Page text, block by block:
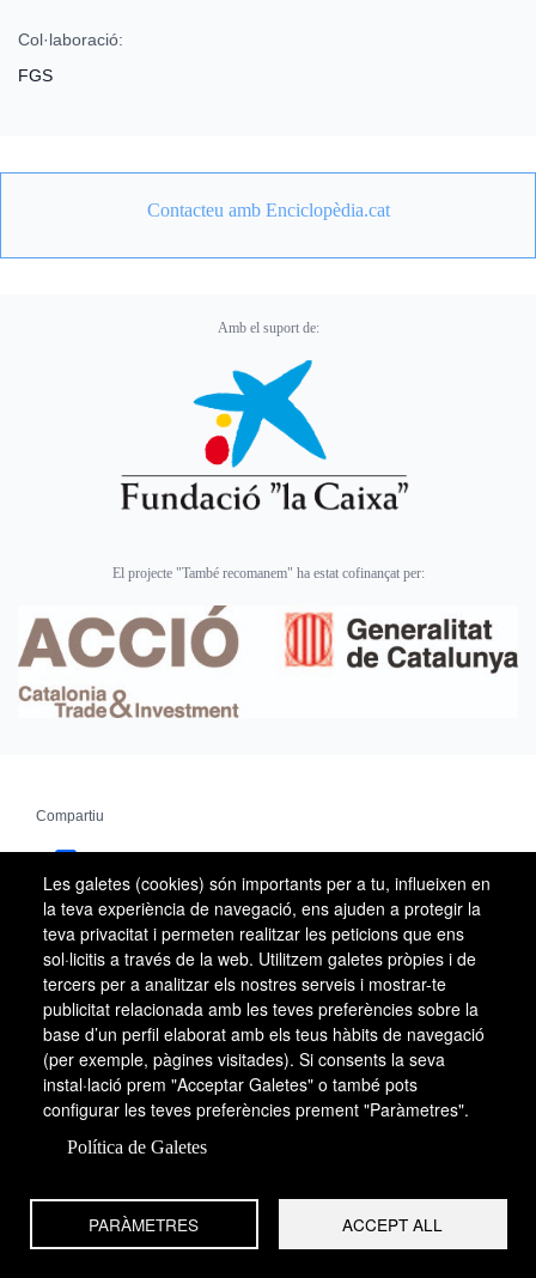
Col·laboració:
FGS
Contacteu amb Enciclopèdia.cat
Amb el suport de:
El projecte "També recomanem" ha estat cofinançat per:
Compartiu
Facebook
X
Email
WhatsApp
Enllaços externs
la Baronia de Rialb en xifres (IDESCAT)
Les galetes (cookies) són importants per a tu, influeixen en
la teva experiència de navegació, ens ajuden a protegir la
teva privacitat i permeten realitzar les peticions que ens
sol·licitis a través de la web. Utilitzem galetes pròpies i de
tercers per a analitzar els nostres serveis i mostrar-te
publicitat relacionada amb les teves preferències sobre la
base d’un perfil elaborat amb els teus hàbits de navegació
(per exemple, pàgines visitades). Si consents la seva
instal·lació prem "Acceptar Galetes" o també pots
configurar les teves preferències prement "Paràmetres".
Política de Galetes
PARÀMETRES ACCEPT ALL